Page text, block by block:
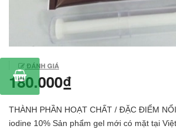
ĐÁNH GIÁ
180.000₫
THÀNH PHẦN HOẠT CHẤT / ĐẶC ĐIỂM
iodine 10% Sản phẩm gel mới có mặt tại